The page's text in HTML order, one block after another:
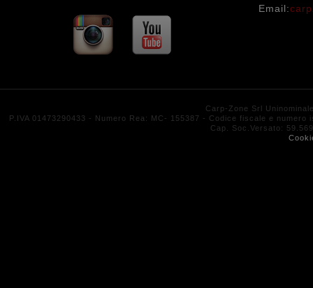
Email:
Carp-Zone Srl
P.IVA 01473290433 - Numero Rea: MC- 155387 - Codice fiscale e
Cap. Soc.Versato: